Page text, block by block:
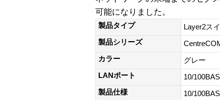
可能になりました。
製品タイプ
Layer2ス
製品シリーズ
カラー
グレー
LANポート
10/
製品仕様
10/